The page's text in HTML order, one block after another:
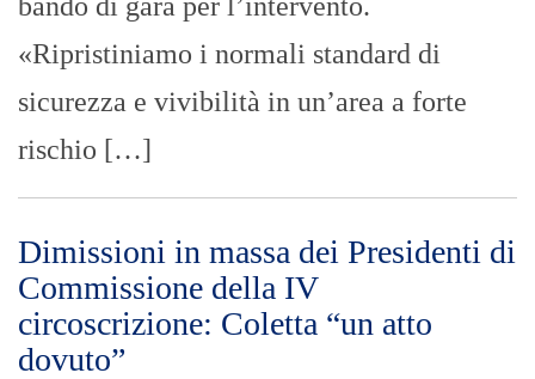
«Ripristiniamo i normali standard di
sicurezza e vivibilità in un’area a forte
rischio […]
Dimissioni in massa dei Presidenti di
Commissione della IV
circoscrizione: Coletta “un atto
dovuto”